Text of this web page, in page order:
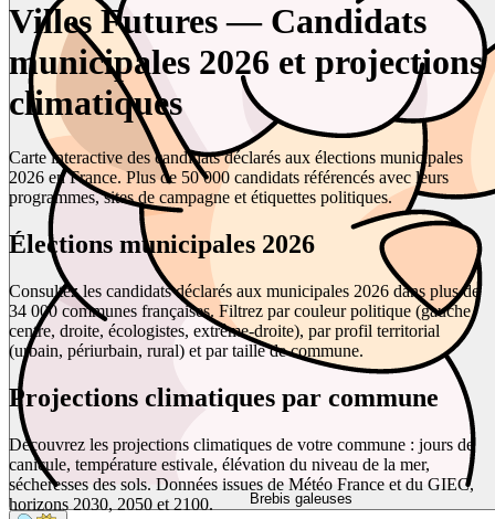
Brebis galeuses
Villes Futures — Candidats
municipales 2026 et projections
climatiques
Carte interactive des candidats déclarés aux élections municipales
2026 en France. Plus de 50 000 candidats référencés avec leurs
programmes, sites de campagne et étiquettes politiques.
Élections municipales 2026
Consultez les candidats déclarés aux municipales 2026 dans plus de
34 000 communes françaises. Filtrez par couleur politique (gauche,
centre, droite, écologistes, extrême-droite), par profil territorial
(urbain, périurbain, rural) et par taille de commune.
Projections climatiques par commune
Découvrez les projections climatiques de votre commune : jours de
canicule, température estivale, élévation du niveau de la mer,
sécheresses des sols. Données issues de Météo France et du GIEC,
horizons 2030, 2050 et 2100.